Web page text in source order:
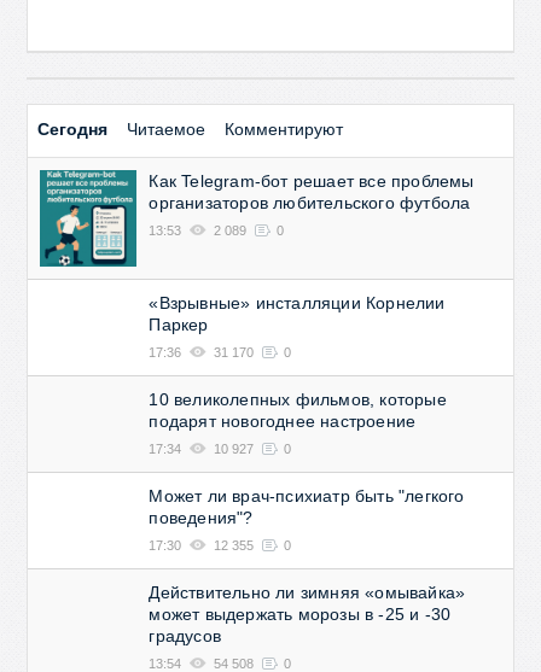
Сегодня Читаемое Комментируют
Как Telegram-бот решает все проблемы
организаторов любительского футбола
13:53 2 089 0
«Взрывные» инсталляции Корнелии
Паркер
17:36 31 170 0
10 великолепных фильмов, которые
подарят новогоднее настроение
17:34 10 927 0
Может ли врач-психиатр быть "легкого
поведения"?
17:30 12 355 0
Действительно ли зимняя «омывайка»
может выдержать морозы в -25 и -30
градусов
13:54 54 508 0